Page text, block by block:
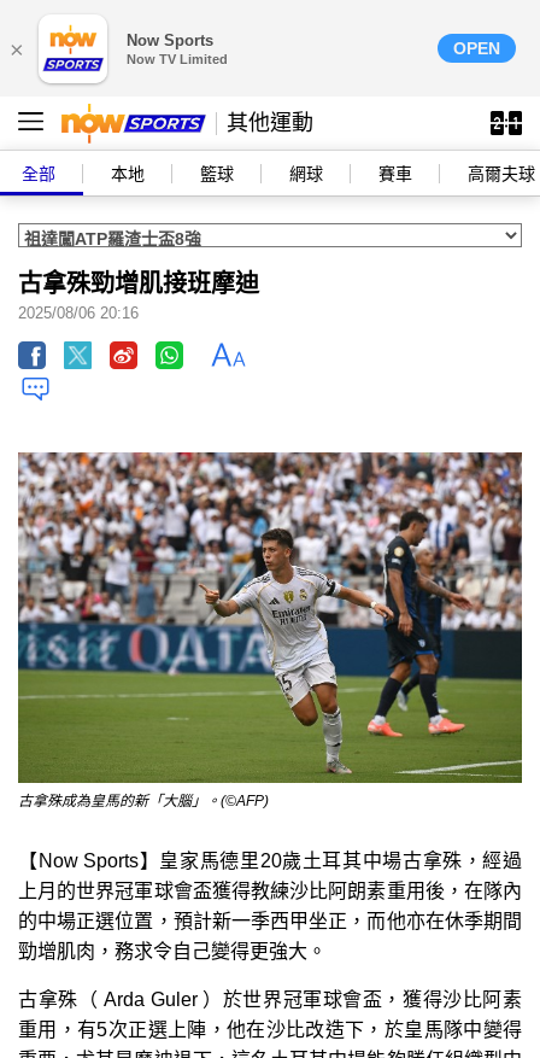
× Now Sports
Now TV Limited
OPEN
其他運動
全部 本地 籃球 網球 賽車 高爾夫球
古拿殊勁增肌接班摩迪
2025/08/06 20:16
古拿殊成為皇馬的新「大腦」。(©AFP)
【Now Sports】皇家馬德里20歲土耳其中場古拿殊，經過
上月的世界冠軍球會盃獲得教練沙比阿朗素重用後，在隊內
的中場正選位置，預計新一季西甲坐正，而他亦在休季期間
勁增肌肉，務求令自己變得更強大。
古拿殊（ Arda Guler ）於世界冠軍球會盃，獲得沙比阿素
重用，有5次正選上陣，他在沙比改造下，於皇馬隊中變得